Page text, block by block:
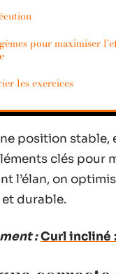
pour maximiser
les exercices
position stable,
clés pour
l’élan, on
durable.
:Curl incliné